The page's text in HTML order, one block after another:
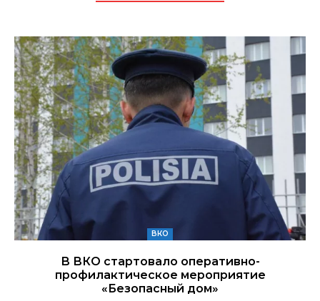
ВКО
В ВКО стартовало оперативно-
профилактическое мероприятие
«Безопасный дом»